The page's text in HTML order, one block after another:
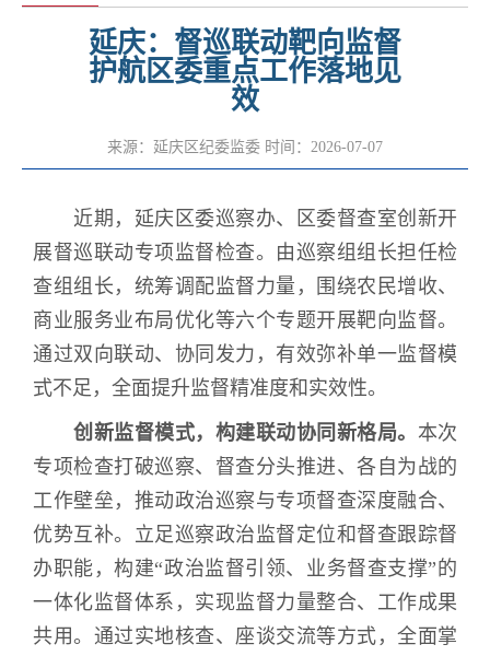
延庆：督巡联动靶向监督
护航区委重点工作落地见
效
来源：延庆区纪委监委 时间：2026-07-07
近期，延庆区委巡察办、区委督查室创新开
展督巡联动专项监督检查。由巡察组组长担任检
查组组长，统筹调配监督力量，围绕农民增收、
商业服务业布局优化等六个专题开展靶向监督。
通过双向联动、协同发力，有效弥补单一监督模
式不足，全面提升监督精准度和实效性。
创新监督模式，构建联动协同新格局。 本次
专项检查打破巡察、督查分头推进、各自为战的
工作壁垒，推动政治巡察与专项督查深度融合、
优势互补。立足巡察政治监督定位和督查跟踪督
办职能，构建“政治监督引领、业务督查支撑”的
一体化监督体系，实现监督力量整合、工作成果
共用。通过实地核查、座谈交流等方式，全面掌